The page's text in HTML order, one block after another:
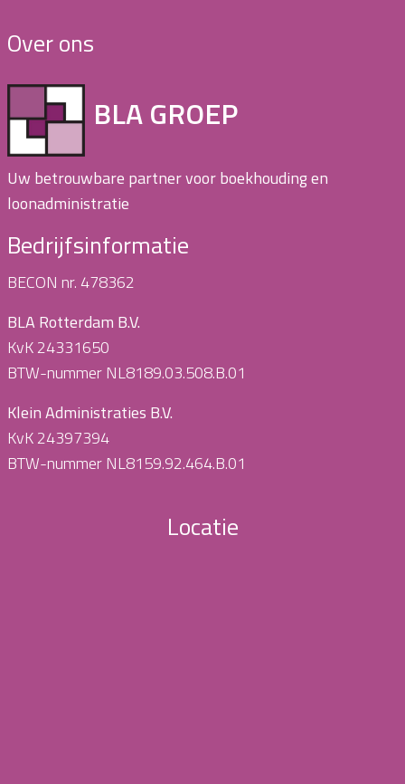
Over ons
BLA GROEP
Uw betrouwbare partner voor boekhouding en
loonadministratie
Bedrijfsinformatie
BECON nr. 478362
BLA Rotterdam B.V.
KvK 24331650
BTW-nummer NL8189.03.508.B.01
Klein Administraties B.V.
KvK 24397394
BTW-nummer NL8159.92.464.B.01
Locatie